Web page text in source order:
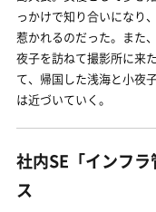
っかけで知り合いになり
惹かれるのだった。また
夜子を訪ねて撮影所に来
て、帰国した浅海と小夜
は近づいていく。
社内SE「インフ
ス